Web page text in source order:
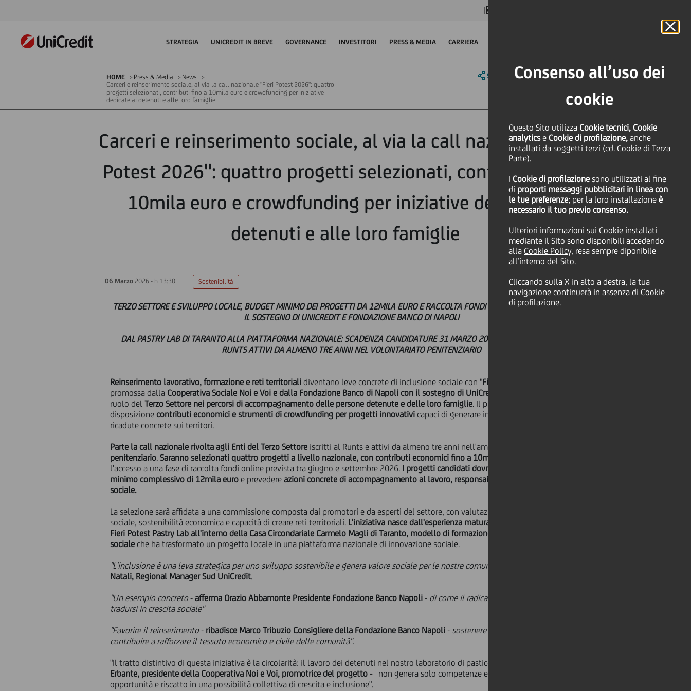
Consenso all’uso dei
cookie
Questo Sito utilizza Cookie tecnici, Cookie
analyticse Cookie di profilazione, anche
installati da soggetti terzi (cd. Cookie di Terza
Parte).
I Cookie di profilazione sono utilizzati al fine
di proporti messaggi pubblicitari in linea con
le tue preferenze; per la loro installazione è
necessario il tuo previo consenso.
Ulteriori informazioni sui Cookie installati
mediante il Sito sono disponibili accedendo
alla Cookie Policy, resa sempre diponibile
all’interno del Sito.
Cliccando sulla X in alto a destra, la tua
navigazione continuerà in assenza di Cookie
di profilazione.
STRATEGIA UNICREDIT IN BREVE GOVERNANCE INVESTITORI PRESS & MEDIA CARRIERA
HOME Press & Media
News
Carceri e reinserimento sociale, al via la call nazionale "Fieri Potest 2026": quattro
progetti selezionati, contributi fino a 10mila euro e crowdfunding per iniziative
dedicate ai detenuti e alle loro famiglie
SHARE PRINT SEND
Carceri e reinserimento sociale, al via la call nazionale "Fieri
Potest 2026": quattro progetti selezionati, contributi fino a
10mila euro e crowdfunding per iniziative dedicate ai
detenuti e alle loro famiglie
06 Marzo 2026 - h 13:30 Sostenibilità
TERZO SETTORE E SVILUPPO LOCALE, BUDGET MINIMO DEI PROGETTI DA 12MILA EURO E RACCOLTA FONDI ONLINE A GIUGNO 2026 CON
IL SOSTEGNO DI UNICREDIT E FONDAZIONE BANCO DI NAPOLI
DAL PASTRY LAB DI TARANTO ALLA PIATTAFORMA NAZIONALE: SCADENZA CANDIDATURE 31 MARZO 2026 PER GLI ETS ISCRITTI AL
RUNTS ATTIVI DA ALMENO TRE ANNI NEL VOLONTARIATO PENITENZIARIO
Reinserimento lavorativo, formazione e reti territoriali diventano leve concrete di inclusione sociale con "Fieri Potest 2026
promossa dalla Cooperativa Sociale Noi e Voi e dalla Fondazione Banco di Napoli con il sostegno di UniCredit
ruolo delTerzo Settore nei percorsi di accompagnamento delle persone detenute e delle loro famiglie. Il programma mette a
disposizionecontributi economici e strumenti di crowdfunding per progetti innovativi capaci di generare impatto sociale misurabile e
ricadute concrete sui territori.
Parte la call nazionale rivolta agli Enti del Terzo Settore iscritti al Runts e attivi da almeno tre anni nell'ambito del
penitenziario.Saranno selezionati quattro progetti a livello nazionale, con contributi economici fino a 10mila e
l'accesso a una fase di raccolta fondi online prevista tra giugno e settembre 2026. I progetti candidati dovranno avere un valore
minimo complessivo di 12mila euro e prevedereazioni concrete di accompagnamento al lavoro, responsabilizzazione e inclusione
sociale.
La selezione sarà affidata a una commissione composta dai promotori e da esperti del settore, con valutazioni basate su impatto
sociale, sostenibilità economica e capacità di creare reti territoriali. L'iniziativa nasce dall'esperienza maturata negli anni dal laboratorio
Fieri Potest Pastry Lab all'interno della Casa Circondariale Carmelo Magli di Taranto, modello di formazione professionale e inclusione
sociale che ha trasformato un progetto locale in una piattaforma nazionale di innovazione sociale.
"L'inclusione è una leva strategica per uno sviluppo sostenibile e genera valore sociale per le nostre comunità"
Natali, Regional Manager Sud UniCredit.
"Un esempio concreto -afferma Orazio Abbamonte Presidente Fondazione Banco Napoli - di come il radicamento territoriale possa
tradursi in crescita sociale"
"Favorire il reinserimento - ribadisce Marco Tribuzio Consigliere della Fondazione Banco Napoli - sostenere reti locali significa
contribuire a rafforzare il tessuto economico e civile delle comunità".
"Il tratto distintivo di questa iniziativa è la circolarità: il lavoro dei detenuti nel nostro laboratorio di pasticceria
Erbante, presidente della Cooperativa Noi e Voi, promotrice del progetto - non genera solo competenze e dignità ma trasforma nuove
opportunità e riscatto in una possibilità collettiva di crescita e inclusione".